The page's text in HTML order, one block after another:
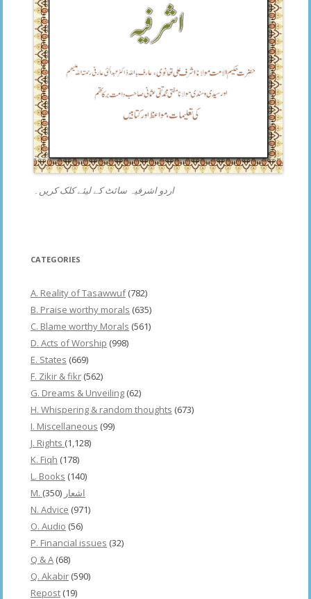
اردو اشرفیہ سائٹ کے لیئے کلک کریں۔
CATEGORIES
A. Reality of Tasawwuf(782)
B. Praise worthy morals (635)
C. Blame worthy Morals (561)
D. Acts of Worship (998)
E. States (669)
F. Zikir & fikr (562)
G. Dreams & Unveiling (62)
H. Whispering & random thoughts (673)
I. Miscellaneous (99)
J. Rights (1,128)
K. Fiqh (178)
L. Books (140)
M. اشعار (350)
N. Advice (971)
O. Audio (56)
P. Financial issues (32)
Q & A (68)
Q. Akabir (590)
Repost (19)